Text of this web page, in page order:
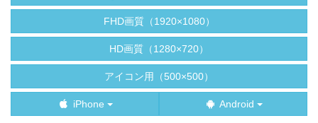
FHD画質（1920×1080）
HD画質（1280×720）
アイコン用（500×500）
iPhone Android